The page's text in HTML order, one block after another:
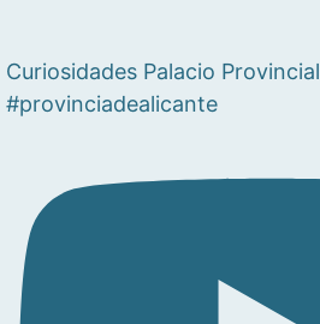
Curiosidades Palacio Provincial
#provinciadealicante